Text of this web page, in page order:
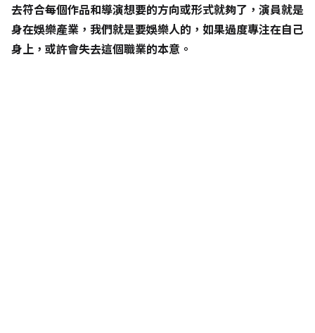
去符合每個作品和導演想要的方向或形式就夠了，演員就是
身在娛樂產業，我們就是要娛樂人的，如果過度專注在自己
身上，或許會失去這個職業的本意。